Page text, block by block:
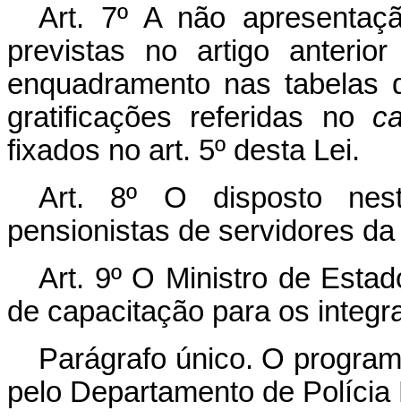
Art. 7º A não
previstas no artigo
enquadramento nas
gratificações referidas no
fixados no art. 5º desta Lei.
Art. 8º O disposto
pensionistas de servidores
Art. 9º O Ministro de
de capacitação para os
Parágrafo único. O
pelo Departamento de Polícia